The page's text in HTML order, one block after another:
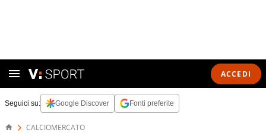
ACCEDI
Seguici su: Google Discover Fonti preferite
CALCIOMERCATO